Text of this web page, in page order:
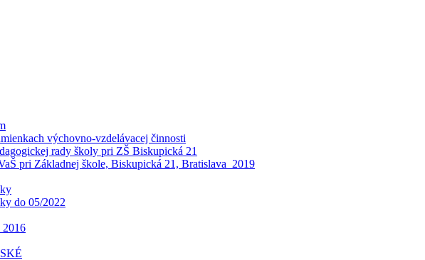
výchovno-vzdelávacej činnosti
rady školy pri ZŠ Biskupická 21
pri Základnej škole, Biskupická 21, Bratislava_2019
do 05/2022
2016